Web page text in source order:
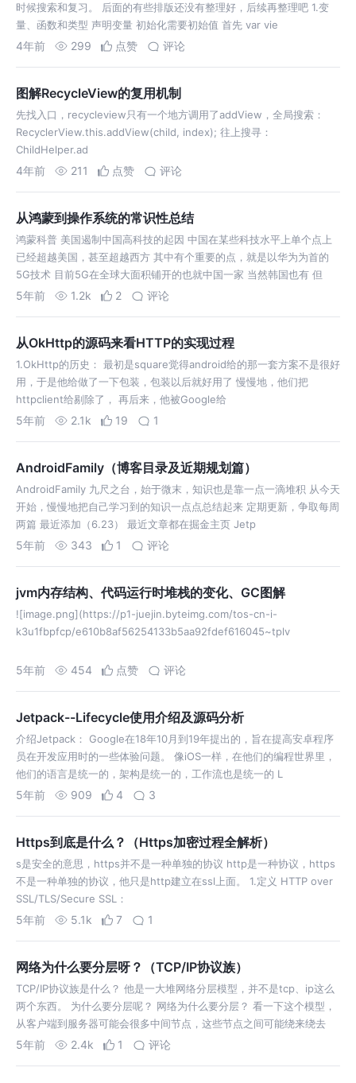
时候搜索和复习。 后面的有些排版还没有整理好，后续再整理吧 1.变
量、函数和类型 声明变量 初始化需要初始值 首先 var vie
4年前 299 点赞 评论
图解RecycleView的复用机制
先找入口，recycleview只有一个地方调用了addView，全局搜索：
RecyclerView.this.addView(child, index); 往上搜寻：
ChildHelper.ad
4年前 211 点赞 评论
从鸿蒙到操作系统的常识性总结
鸿蒙科普 美国遏制中国高科技的起因 中国在某些科技水平上单个点上
已经超越美国，甚至超越西方 其中有个重要的点，就是以华为为首的
5G技术 目前5G在全球大面积铺开的也就中国一家 当然韩国也有 但
是，他的
5年前 1.2k 2 评论
从OkHttp的源码来看HTTP的实现过程
1.OkHttp的历史： 最初是square觉得android给的那一套方案不是很好
用，于是他给做了一下包装，包装以后就好用了 慢慢地，他们把
httpclient给剔除了， 再后来，他被Google给
5年前 2.1k 19 1
AndroidFamily（博客目录及近期规划篇）
AndroidFamily 九尺之台，始于微末，知识也是靠一点一滴堆积 从今天
开始，慢慢地把自己学习到的知识一点点总结起来 定期更新，争取每周
两篇 最近添加（6.23） 最近文章都在掘金主页 Jetp
5年前 343 1 评论
jvm内存结构、代码运行时堆栈的变化、GC图解
![image.png](https://p1-juejin.byteimg.com/tos-cn-i-
k3u1fbpfcp/e610b8af56254133b5aa92fdef616045~tplv
5年前 454 点赞 评论
Jetpack--Lifecycle使用介绍及源码分析
介绍Jetpack： Google在18年10月到19年提出的，旨在提高安卓程序
员在开发应用时的一些体验问题。 像iOS一样，在他们的编程世界里，
他们的语言是统一的，架构是统一的，工作流也是统一的 L
5年前 909 4 3
Https到底是什么？（Https加密过程全解析）
s是安全的意思，https并不是一种单独的协议 http是一种协议，https
不是一种单独的协议，他只是http建立在ssl上面。 1.定义 HTTP over
SSL/TLS/Secure SSL：
5年前 5.1k 7 1
网络为什么要分层呀？（TCP/IP协议族）
TCP/IP协议族是什么？ 他是一大堆网络分层模型，并不是tcp、ip这么
两个东西。 为什么要分层呢？ 网络为什么要分层？ 看一下这个模型，
从客户端到服务器可能会很多中间节点，这些节点之间可能绕来绕去
5年前 2.4k 1 评论